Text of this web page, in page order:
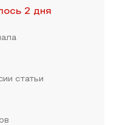
2 дня
статьи